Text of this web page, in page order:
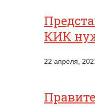
КИК
22 апреля,